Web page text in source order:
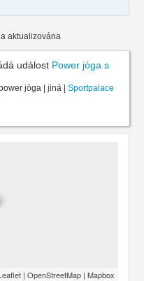
aktualizována
událost Power jóga s
jóga | jiná | Sportpalace
| OpenStreetMap | Mapbox